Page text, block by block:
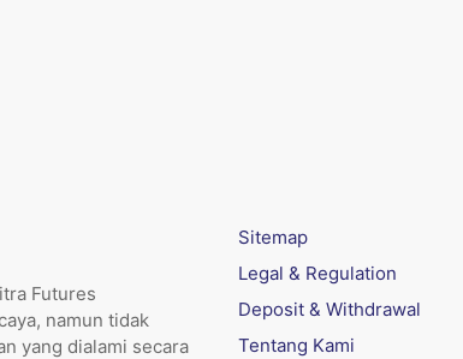
Futures
namun tidak
yang dialami secara
Sitemap
Legal & Regulation
Deposit & Withdrawal
Tentang Kami